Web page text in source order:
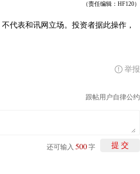
（责任编辑：HF120）
代表和讯网立场。投资者据此操作，
举报
跟帖用户自律公约
提 交
还可输入 500 字